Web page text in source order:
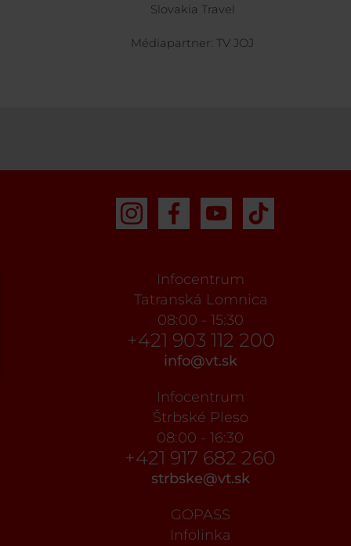
Slovakia Travel
Médiapartner: TV JOJ
Infocentrum
Tatranská Lomnica
08:00 - 15:30
+421 903 112 200
info@vt.sk
Infocentrum
Štrbské Pleso
08:00 - 16:30
+421 917 682 260
strbske@vt.sk
GOPASS
Infolinka